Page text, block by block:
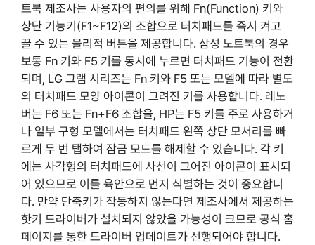
트북 제조사는 사용자의 편의를 위해 Fn(Function) 키와
상단 기능키(F1~F12)의 조합으로 터치패드를 즉시 켜고
끌 수 있는 물리적 버튼을 제공합니다. 삼성 노트북의 경우
보통 Fn 키와 F5 키를 동시에 누르면 터치패드 기능이 전환
되며, LG 그램 시리즈는 Fn 키와 F5 또는 모델에 따라 별도
의 터치패드 모양 아이콘이 그려진 키를 사용합니다. 레노
버는 F6 또는 Fn+F6 조합을, HP는 F5 키를 주로 사용하거
나 일부 구형 모델에서는 터치패드 왼쪽 상단 모서리를 빠
르게 두 번 탭하여 잠금 모드를 해제할 수 있습니다. 각 키
에는 사각형의 터치패드에 사선이 그어진 아이콘이 표시되
어 있으므로 이를 육안으로 먼저 식별하는 것이 중요합니
다. 만약 단축키가 작동하지 않는다면 제조사에서 제공하는
핫키 드라이버가 설치되지 않았을 가능성이 크므로 공식 홈
페이지를 통한 드라이버 업데이트가 선행되어야 합니다.